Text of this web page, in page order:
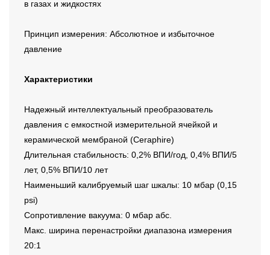
в газах и жидкостях
Принцип измерения: Абсолютное и избыточное
давление
Характеристики
Надежный интеллектуальный преобразователь
давления с емкостной измерительной ячейкой и
керамической мембраной (Ceraphire)
Длительная стабильность: 0,2% ВПИ/год, 0,4% ВПИ/5
лет, 0,5% ВПИ/10 лет
Наименьший калибруемый шаг шкалы: 10 мбар (0,15
psi)
Сопротивление вакуума: 0 мбар абс.
Макс. ширина перенастройки диапазона измерения
20:1